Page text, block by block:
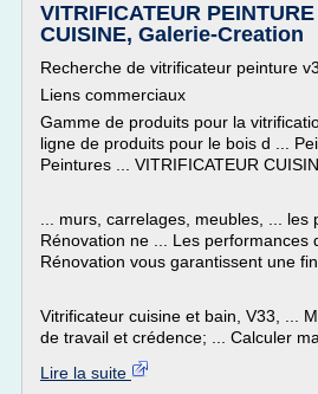
VITRIFICATEUR
CUISINE, Galerie-Creation
Recherche de vitrificateur peinture
Liens commerciaux
Gamme de produits pour la
ligne de produits pour le bois d ...
Peintures ... VITRIFICATEUR
... murs, carrelages, meubles, ... les
Rénovation ne ... Les performances
Rénovation vous garantissent une
Vitrificateur cuisine et bain, V33, ...
de travail et crédence; ... Calculer
Lire la suite